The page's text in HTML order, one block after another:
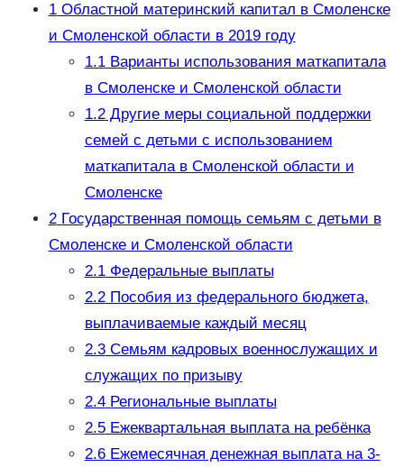
1Областной материнский капитал в Смоленске
и Смоленской области в 2019 году
1.1Варианты использования маткапитала
в Смоленске и Смоленской области
1.2Другие меры социальной поддержки
семей с детьми с использованием
маткапитала в Смоленской области и
Смоленске
2Государственная помощь семьям с детьми в
Смоленске и Смоленской области
2.1Федеральные выплаты
2.2Пособия из федерального бюджета,
выплачиваемые каждый месяц
2.3Семьям кадровых военнослужащих и
служащих по призыву
2.4Региональные выплаты
2.5Ежеквартальная выплата на ребёнка
2.6Ежемесячная денежная выплата на 3-